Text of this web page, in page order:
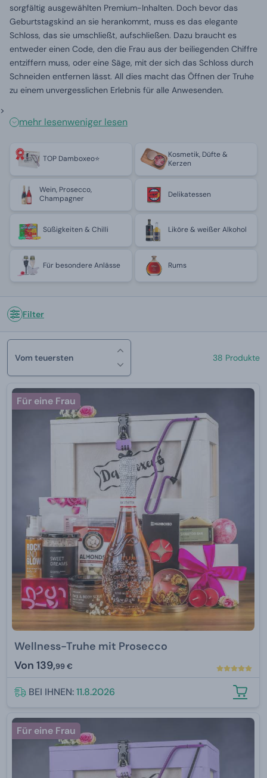
sorgfältig ausgewählten Premium-Inhalten. Doch bevor das
Geburtstagskind an sie herankommt, muss es das elegante
Schloss, das sie umschließt, aufschließen. Dazu braucht es
entweder einen Code, den die Frau aus der beiliegenden Chiffre
entziffern muss, oder eine Säge, mit der sich das Schloss durch
Schneiden entfernen lässt. All dies macht das Öffnen der Truhe
zu einem unvergesslichen Erlebnis für alle Anwesenden.
>
mehr lesenweniger lesen
TOP Damboxeo⭐
Kosmetik, Düfte &
Kerzen
Wein, Prosecco,
Champagner
Delikatessen
Süßigkeiten & Chilli Liköre & weißer Alkohol
Für besondere Anlässe Rums
Filter
Vom teuersten 38 Produkte
Für eine Frau
Wellness-Truhe mit Prosecco
Von 139,99 €
BEI IHNEN:11.8.2026
Für eine Frau